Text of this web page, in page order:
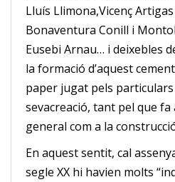
Lluís Llimona,Vicenç
Bonaventura Conill i
Eusebi Arnau… i deixebles
la formació d’aquest
paper jugat pels
sevacreació, tant pel que
general com a la
En aquest sentit, cal
segle XX hi havien molts